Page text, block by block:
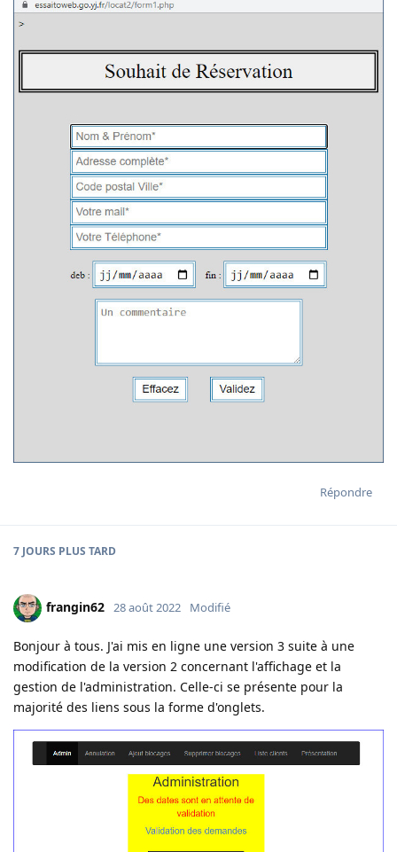
Répondre
7 JOURS PLUS TARD
frangin62 28 août 2022 Modifié
Bonjour à tous. J'ai mis en ligne une version 3 suite à une
modification de la version 2 concernant l'affichage et la
gestion de l'administration. Celle-ci se présente pour la
majorité des liens sous la forme d'onglets.